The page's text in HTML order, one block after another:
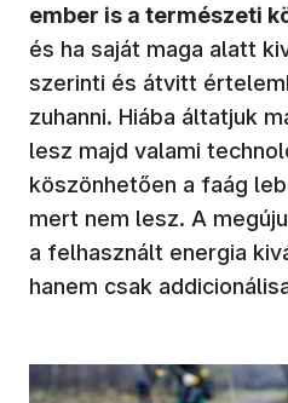
ember is a természeti
és ha saját maga alatt
szerinti és átvitt
zuhanni. Hiába áltatjuk
lesz majd valami
köszönhetően a faág
mert nem lesz. A
a felhasznált energia
hanem csak